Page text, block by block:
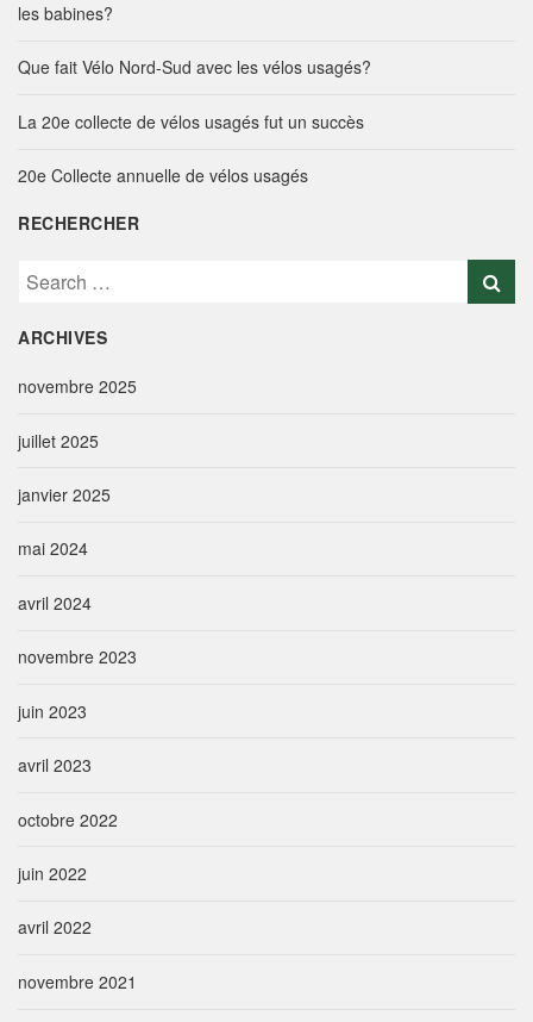
les babines?
Que fait Vélo Nord-Sud avec les vélos usagés?
La 20e collecte de vélos usagés fut un succès
20e Collecte annuelle de vélos usagés
RECHERCHER
S
a
c
f
r
ARCHIVES
novembre 2025
juillet 2025
janvier 2025
mai 2024
avril 2024
novembre 2023
juin 2023
avril 2023
octobre 2022
juin 2022
avril 2022
novembre 2021